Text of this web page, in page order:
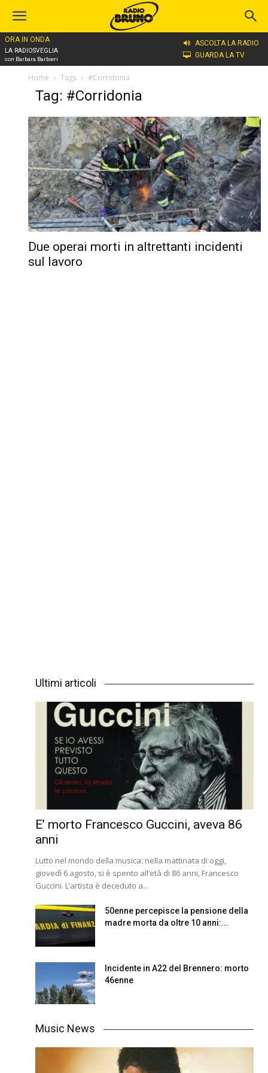
ORA IN ONDA
LA RADIOSVEGLIA
con Barbara Barbieri
ASCOLTA LA RADIO
GUARDA LA TV
Home Tags #Corridonia
Tag: #Corridonia
Due operai morti in altrettanti incidenti
sul lavoro
Ultimi articoli
E’ morto Francesco Guccini, aveva 86
anni
Lutto nel mondo della musica: nella mattinata di oggi,
giovedì 6 agosto, si è spento all’età di 86 anni, Francesco
Guccini. L’artista è deceduto a...
50enne percepisce la pensione della
madre morta da oltre 10 anni:...
Incidente in A22 del Brennero: morto
46enne
Music News